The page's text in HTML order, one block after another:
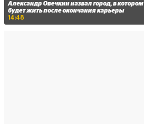
Александр Овечкин назвал город, в котором
будет жить после окончания карьеры
14:48